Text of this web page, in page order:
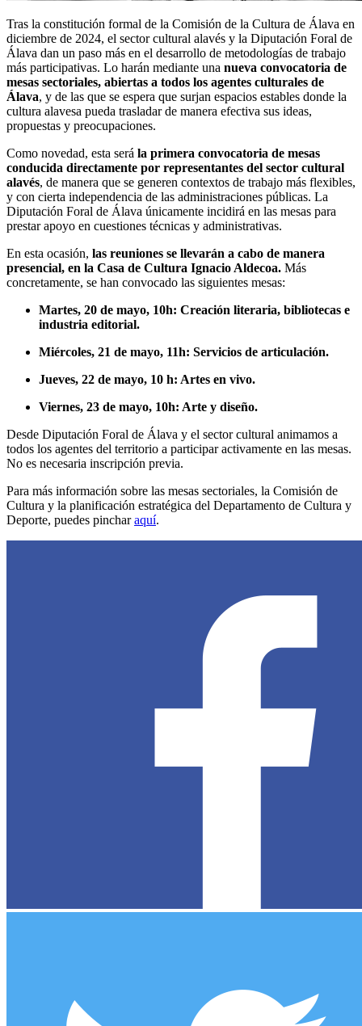
Tras la constitución formal de la Comisión de la Cultura de Álava en
diciembre de 2024, el sector cultural alavés y la Diputación Foral de
Álava dan un paso más en el desarrollo de metodologías de trabajo
más participativas. Lo harán mediante una nueva convocatoria de
mesas sectoriales, abiertas a todos los agentes culturales de
Álava, y de las que se espera que surjan espacios estables donde la
cultura alavesa pueda trasladar de manera efectiva sus ideas,
propuestas y preocupaciones.
Como novedad, esta será la primera convocatoria de mesas
conducida directamente por representantes del sector cultural
alavés, de manera que se generen contextos de trabajo más flexibles,
y con cierta independencia de las administraciones públicas. La
Diputación Foral de Álava únicamente incidirá en las mesas para
prestar apoyo en cuestiones técnicas y administrativas.
En esta ocasión, las reuniones se llevarán a cabo de manera
presencial, en la Casa de Cultura Ignacio Aldecoa. Más
concretamente, se han convocado las siguientes mesas:
Martes, 20 de mayo, 10h: Creación literaria, bibliotecas e
industria editorial.
Miércoles, 21 de mayo, 11h: Servicios de articulación.
Jueves, 22 de mayo, 10 h: Artes en vivo.
Viernes, 23 de mayo, 10h: Arte y diseño.
Desde Diputación Foral de Álava y el sector cultural animamos a
todos los agentes del territorio a participar activamente en las mesas.
No es necesaria inscripción previa.
Para más información sobre las mesas sectoriales, la Comisión de
Cultura y la planificación estratégica del Departamento de Cultura y
Deporte, puedes pincharaquí.